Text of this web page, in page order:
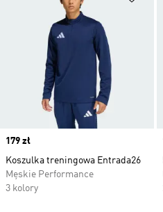
Price
179 zł
Koszulka treningowa Entrada26
Męskie Performance
3 kolory